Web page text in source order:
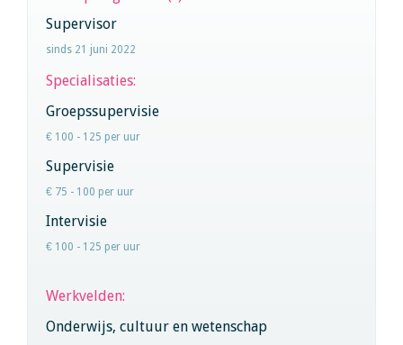
Supervisor
sinds 21 juni 2022
Specialisaties:
Groepssupervisie
€ 100 - 125 per uur
Supervisie
€ 75 - 100 per uur
Intervisie
€ 100 - 125 per uur
Werkvelden:
Onderwijs, cultuur en wetenschap